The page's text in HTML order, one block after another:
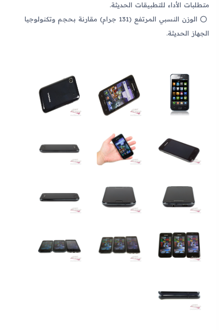
متطلبات الأداء للتطبيقات الحديثة.
الوزن النسبي المرتفع (131 جرام) مقارنة بحجم وتكنولوجيا
الجهاز الحديثة.